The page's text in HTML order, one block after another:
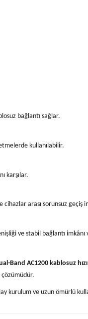
bağlantı sağlar.
kullanılabilir.
karşılar.
arası sorunsuz geçiş
ve stabil bağlantı imkânı
Band AC1200 kablosuz hızı
çözümüdür.
kurulum ve uzun ömürlü